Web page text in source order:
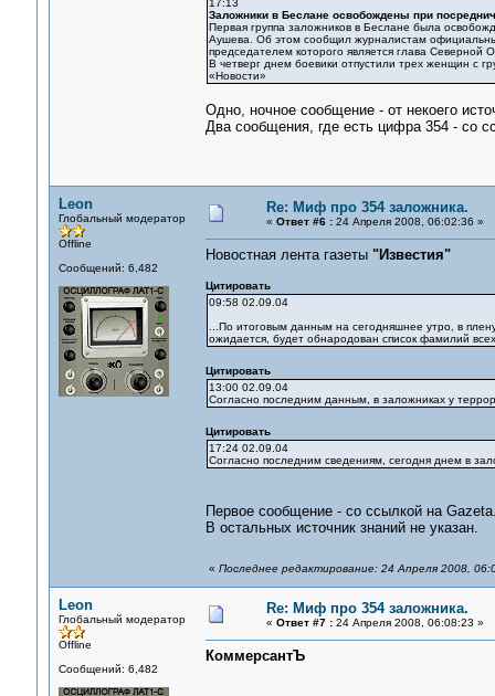
17:13
Заложники в Беслане освобождены при
Первая группа заложников в Беслане была
Аушева. Об этом сообщил журналистам
председателем которого является глава Северной
В четверг днем боевики отпустили трех женщин с
«Новости»
Одно, ночное сообщение - от некоего
Два сообщения, где есть цифра 354 - со
Leon
Глобальный модератор
Offline
Сообщений: 6,482
Re: Миф про 354 заложника.
« Ответ #6 :24 Апреля 2008, 06:02:36 »
Новостная лента газеты "Известия"
Цитировать
09:58 02.09.04
...По итоговым данным на сегодняшнее утро, в
ожидается, будет обнародован список фамилий
Цитировать
13:00 02.09.04
Согласно последним данным, в заложниках у
Цитировать
17:24 02.09.04
Согласно последним сведениям, сегодня днем в
Первое сообщение - со ссылкой на
В остальных источник знаний не указан.
« Последнее редактирование: 24 Апреля 2008,
Leon
Глобальный модератор
Offline
Сообщений: 6,482
Re: Миф про 354 заложника.
« Ответ #7 :24 Апреля 2008, 06:08:23 »
КоммерсантЪ